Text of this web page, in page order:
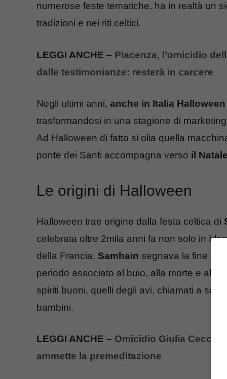
numerose feste tematiche, ha in realtà un
tradizioni e nei riti celtici.
LEGGI ANCHE – Piacenza, l’omicidio
dalle testimonianze: resterà in carcere
Negli ultimi anni, anche in Italia Halloween
trasformandosi in una stagione di
Ad Halloween di fatto si olia quella
ponte dei Santi accompagna verso il Natale
Le origini di Halloween
Halloween trae origine dalla festa celtica di
celebrata oltre 2mila anni fa non solo in
della Francia. Samhain segnava la fine
periodo associato al buio, alla morte e al
spiriti buoni, quelli degli avi, chiamati a
bambini.
LEGGI ANCHE – Omicidio Giulia
ammette la premeditazione